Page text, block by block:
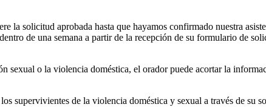
la solicitud aprobada hasta que hayamos confirmado nuestra
de una semana a partir de la recepción de su formulario de
sexual o la violencia doméstica, el orador puede acortar la
supervivientes de la violencia doméstica y sexual a través de su